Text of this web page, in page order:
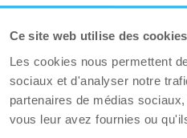
Ce site web utilise des
Les cookies nous permettent
sociaux et d'analyser notre
partenaires de médias
vous leur avez fournies ou